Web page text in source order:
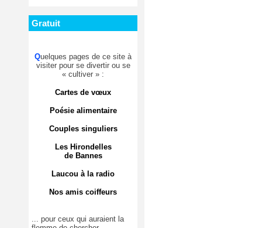
Gratuit
Quelques pages de ce site à
visiter pour se divertir ou se
« cultiver » :
Cartes de vœux
Poésie alimentaire
Couples singuliers
Les Hirondelles
de Bannes
Laucou à la radio
Nos amis coiffeurs
... pour ceux qui auraient la